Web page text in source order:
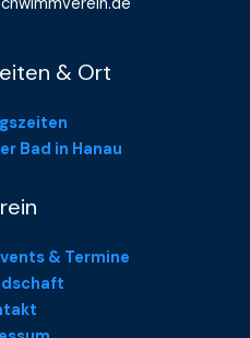
& Ort
Bad in Hanau
& Termine